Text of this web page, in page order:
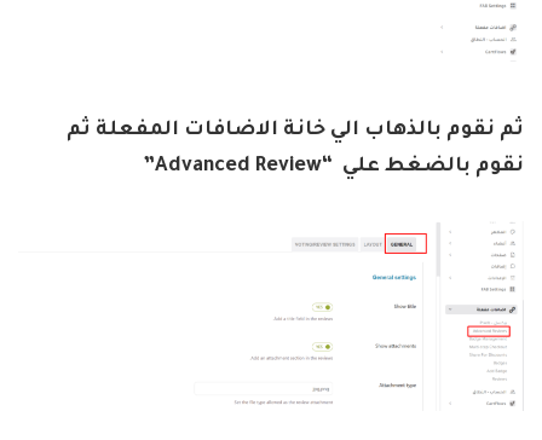
ثم نقوم بالذهاب الي خانة الاضافات المفعلة ثم
نقوم بالضغط علي “Advanced Review”